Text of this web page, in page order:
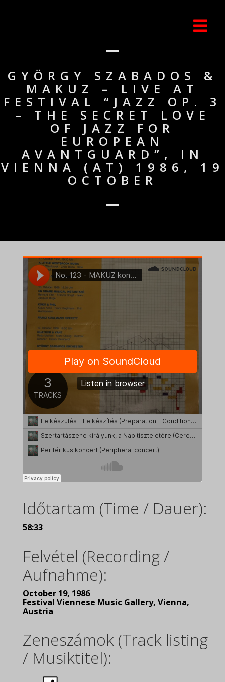
GYÖRGY SZABADOS &
MAKUZ – LIVE AT
FESTIVAL “JAZZ OP. 3
– THE SECRET LOVE
OF JAZZ FOR
EUROPEAN
AVANTGUARD”, IN
VIENNA (AT) 1986, 19
OCTOBER
Időtartam (Time / Dauer):
58:33
Felvétel (Recording /
Aufnahme):
October 19, 1986
Festival Viennese Music Gallery, Vienna,
Austria
Zeneszámok (Track listing
/ Musiktitel):